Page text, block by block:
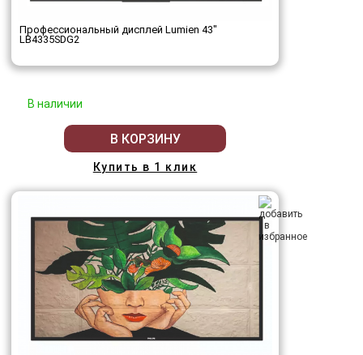
Профессиональный дисплей Lumien 43"
LB4335SDG2
В наличии
В КОРЗИНУ
Купить в 1 клик